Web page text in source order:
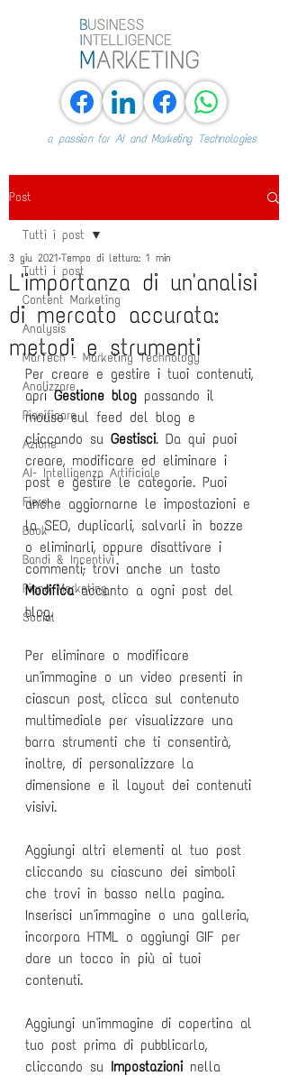
a passion for AI and Marketing Technologies
Post
Tutti i post
Content Marketing
Analysis
MarTech - Marketing Technology
Analizzare
Pianificare
Azione
AI- Intelligenza Artificiale
Fiere
Book
Bandi & Incentivi
Piano Marketing
Social
Tutti i post
L'importanza di un'analisi
di mercato accurata:
metodi e strumenti
3 giu 2021 Tempo di lettura: 1 min
Per creare e gestire i tuoi contenuti,
apri Gestione blog passando il
mouse sul feed del blog e
cliccando su Gestisci. Da qui puoi
creare, modificare ed eliminare i
post e gestire le categorie. Puoi
anche aggiornarne le impostazioni e
la SEO, duplicarli, salvarli in bozze
o eliminarli, oppure disattivare i
commenti; trovi anche un tasto
Modifica accanto a ogni post del
blog.
Per eliminare o modificare
un'immagine o un video presenti in
ciascun post, clicca sul contenuto
multimediale per visualizzare una
barra strumenti che ti consentirà,
inoltre, di personalizzare la
dimensione e il layout dei contenuti
visivi.
Aggiungi altri elementi al tuo post
cliccando su ciascuno dei simboli
che trovi in basso nella pagina.
Inserisci un'immagine o una galleria,
incorpora HTML o aggiungi GIF per
dare un tocco in più ai tuoi
contenuti.
Aggiungi un'immagine di copertina al
tuo post prima di pubblicarlo,
cliccando su Impostazioni nella